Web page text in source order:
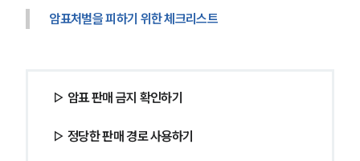
AI대륜
주요 업무사례
사례분석/최신동향
법률정보
법률지식인
암표처벌을 피하기 위한 체크리스트
▷ 암표 판매 금지 확인하기
▷ 정당한 판매 경로 사용하기